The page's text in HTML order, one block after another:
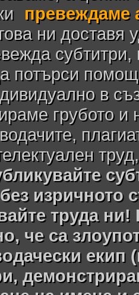
превеждаме
ни доставя
потърси
в
грубото
изричното
труда ни!
че са
екип